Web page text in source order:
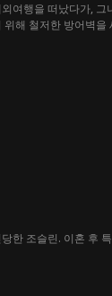
여행을 떠났다가,
해 철저한 방어벽
한 조슬린. 이혼 후